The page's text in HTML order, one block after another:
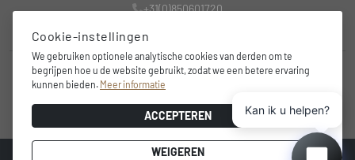
+31(0)850601720
+31 6 15 44 4081
Cookie-instellingen
We gebruiken optionele analytische cookies van derden om te
begrijpen hoe u de website gebruikt, zodat we een betere ervaring
kunnen bieden. Meer informatie
ACCEPTEREN
WEIGEREN
Kan ik u helpen?